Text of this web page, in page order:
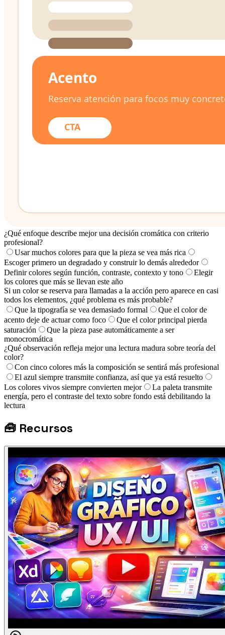
¿Qué enfoque describe mejor una decisión cromática con criterio
profesional?
Usar muchos colores para que la pieza se vea más rica
Escoger primero un degradado y construir lo demás alrededor
Definir colores según función, contraste, contexto y tono
Elegir
los colores que más se llevan este año
Si un color se reserva para llamadas a la acción pero aparece en casi
todos los elementos, ¿qué problema es más probable?
Que la tipografía se vea demasiado formal
Que el color de
acento deje de actuar como foco
Que el color principal pierda
saturación
Que la pieza pase automáticamente a ser
monocromática
¿Qué observación refleja mejor una lectura madura sobre teoría del
color?
Con cinco colores más la composición se sentirá más profesional
El azul siempre transmite confianza, así que ya está resuelto
Los colores vivos siempre convierten mejor
La paleta transmite
energía, pero el contraste del texto sobre fondo está debilitando la
lectura
🧰 Recursos